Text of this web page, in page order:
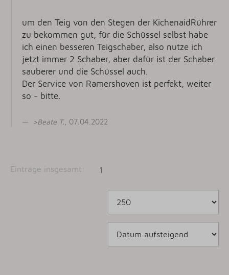
um den Teig von den Stegen der KichenaidRührer
zu bekommen gut, für die Schüssel selbst habe
ich einen besseren Teigschaber, also nutze ich
jetzt immer 2 Schaber, aber dafür ist der Schaber
sauberer und die Schüssel auch.
Der Service von Ramershoven ist perfekt, weiter
so - bitte.
>Beate T. , 07.04.2022
Einträge insgesamt: 1